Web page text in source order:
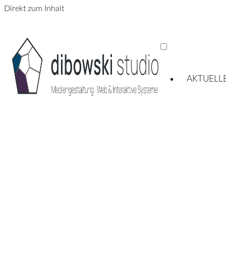
Direkt zum Inhalt